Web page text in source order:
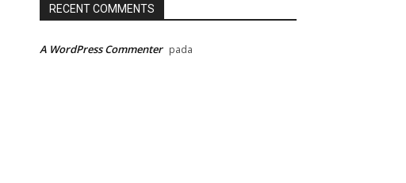
RECENT COMMENTS
A WordPress Commenter pada